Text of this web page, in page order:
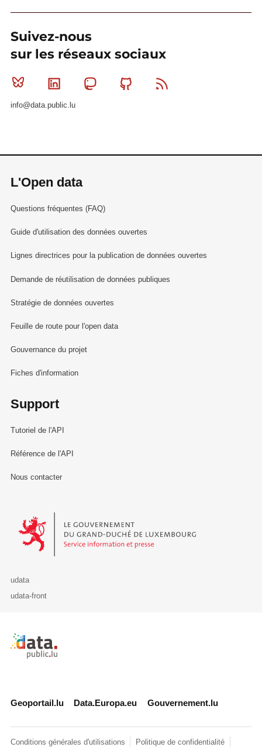
Suivez-nous
sur les réseaux sociaux
Bluesky Linkedin MastodonGithub
info@data.public.lu
L'Open data
Questions fréquentes (FAQ)
Guide d'utilisation des données ouvertes
Lignes directrices pour la publication de données ouvertes
Demande de réutilisation de données publiques
Stratégie de données ouvertes
Feuille de route pour l'open data
Gouvernance du projet
Fiches d'information
Support
Tutoriel de l'API
Référence de l'API
Nous contacter
Le Gouvernement du Grand-Duché de Luxembourg - Service
udata
udata-front
Retour à l'accueil de data.public.lu
Geoportail.lu Data.Europa.eu Gouvernement.lu
Conditions générales d'utilisations Politique de confidentialité